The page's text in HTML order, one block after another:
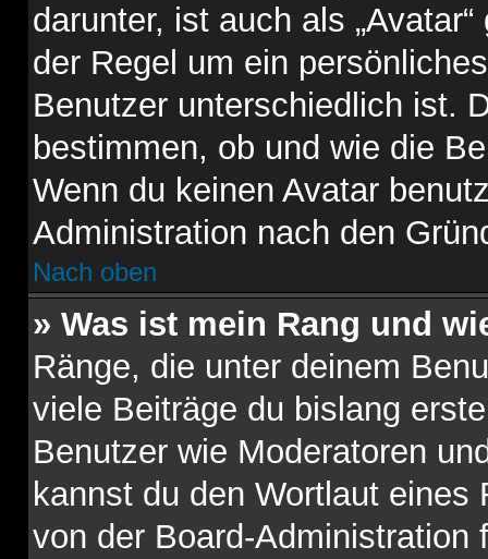
darunter, ist auch als
der Regel um ein
Benutzer unterschiedlich ist.
bestimmen, ob und wie die
Wenn du keinen Avatar
Administration nach den
Nach oben
» Was ist mein Rang und
Ränge, die unter deinem
viele Beiträge du bislang
Benutzer wie Moderatoren
kannst du den Wortlaut
von der Board-